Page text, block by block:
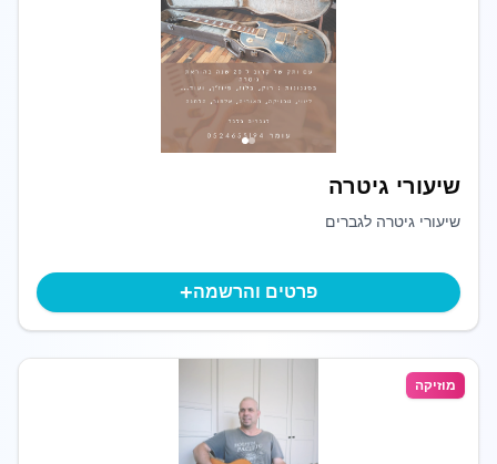
שיעורי גיטרה
שיעורי גיטרה לגברים
פרטים והרשמה+
מוזיקה